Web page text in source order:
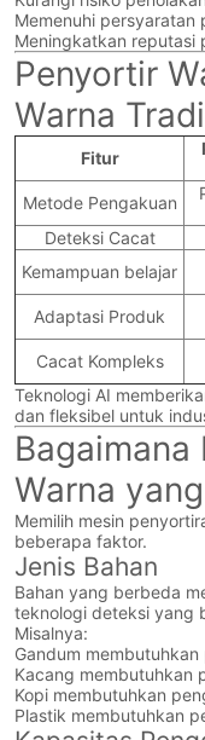
Memenuhi persyaratan
Meningkatkan reputasi
Penyortir
Warna
Fitur
Metode Pengakuan
Deteksi Cacat
Kemampuan belajar
Adaptasi Produk
Cacat Kompleks
Teknologi AI
dan fleksibel untuk
Warna
Memilih mesin
beberapa faktor.
Jenis Bahan
Bahan yang berbeda
teknologi deteksi yang
Misalnya:
Gandum
Kacang membutuhkan
Kopi membutuhkan
Plastik membutuhkan